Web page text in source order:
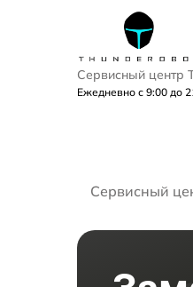
Сервисный центр
Ежедневно с 9:00 до
Сервисный